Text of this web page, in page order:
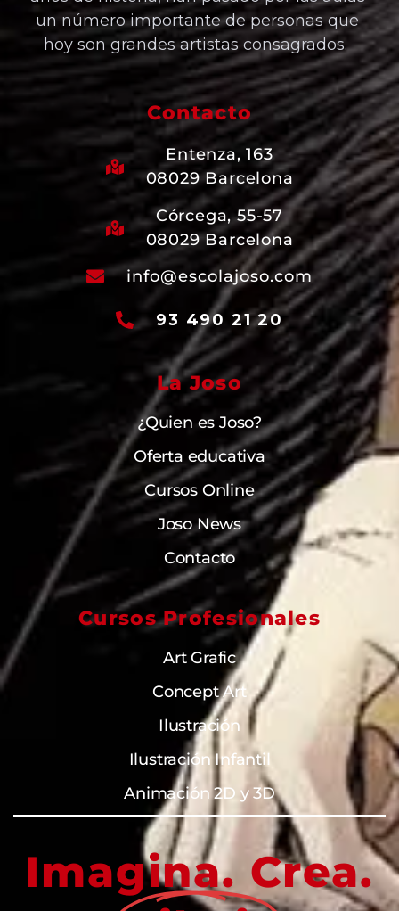
un número importante de personas que
hoy son grandes artistas consagrados.
Contacto
Entenza, 163
08029 Barcelona
Córcega, 55-57
08029 Barcelona
info@escolajoso.com
93 490 21 20
La Joso
¿Quien es Joso?
Oferta educativa
Cursos Online
Joso News
Contacto
Cursos Profesionales
Art Grafic
Concept Art
Ilustración
Ilustración Infantil
Animación 2D y 3D
Imagina. Crea.